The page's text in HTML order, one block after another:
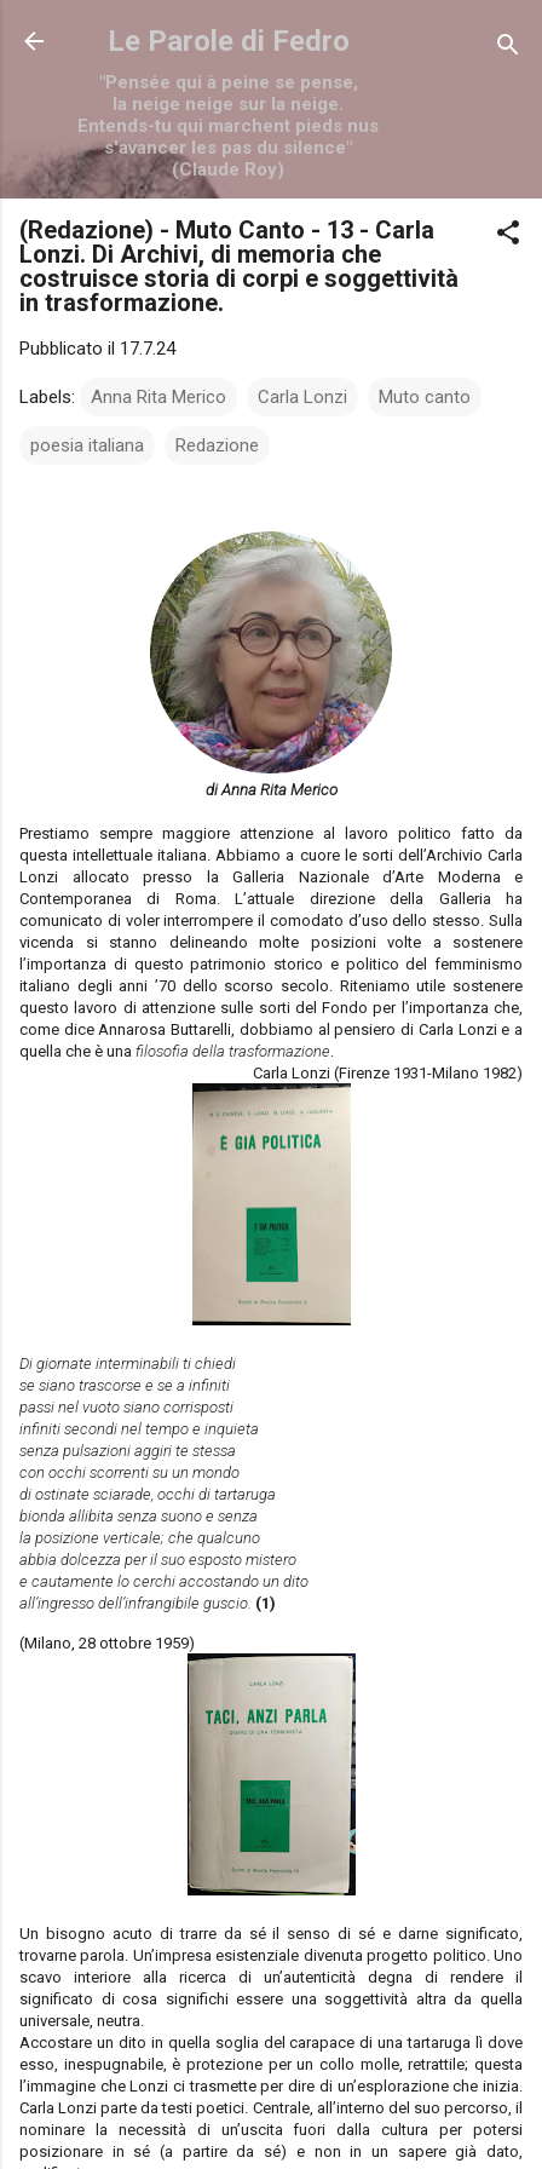
Passa ai contenuti principali
Le Parole di Fedro
"Pensée qui à peine se pense,
la neige neige sur la neige.
Entends-tu qui marchent pieds nus
s'avancer les pas du silence"
(Claude Roy)
(Redazione) - Muto Canto - 13 - Carla
Lonzi. Di Archivi, di memoria che
costruisce storia di corpi e soggettività
in trasformazione.
Pubblicato il 17.7.24
Labels: Anna Rita Merico Carla Lonzi Muto canto
poesia italiana Redazione
di Anna Rita Merico
Prestiamo sempre maggiore attenzione al lavoro politico fatto da
questa intellettuale italiana. Abbiamo a cuore le sorti dell’Archivio Carla
Lonzi allocato presso la Galleria Nazionale d’Arte Moderna e
Contemporanea di Roma. L’attuale direzione della Galleria ha
comunicato di voler interrompere il comodato d’uso dello stesso. Sulla
vicenda si stanno delineando molte posizioni volte a sostenere
l’importanza di questo patrimonio storico e politico del femminismo
italiano degli anni ’70 dello scorso secolo. Riteniamo utile sostenere
questo lavoro di attenzione sulle sorti del Fondo per l’importanza che,
come dice Annarosa Buttarelli, dobbiamo al pensiero di Carla Lonzi e a
quella che è una filosofia della trasformazione.
Carla Lonzi (Firenze 1931-Milano 1982)
Di giornate interminabili ti chiedi
se siano trascorse e se a infiniti
passi nel vuoto siano corrisposti
infiniti secondi nel tempo e inquieta
senza pulsazioni aggiri te stessa
con occhi scorrenti su un mondo
di ostinate sciarade, occhi di tartaruga
bionda allibita senza suono e senza
la posizione verticale; che qualcuno
abbia dolcezza per il suo esposto mistero
e cautamente lo cerchi accostando un dito
all’ingresso dell’infrangibile guscio. (1)
(Milano, 28 ottobre 1959)
Un bisogno acuto di trarre da sé il senso di sé e darne significato,
trovarne parola. Un’impresa esistenziale divenuta progetto politico. Uno
scavo interiore alla ricerca di un’autenticità degna di rendere il
significato di cosa significhi essere una soggettività altra da quella
universale, neutra.
Accostare un dito in quella soglia del carapace di una tartaruga lì dove
esso, inespugnabile, è protezione per un collo molle, retrattile; questa
l’immagine che Lonzi ci trasmette per dire di un’esplorazione che inizia.
Carla Lonzi parte da testi poetici. Centrale, all’interno del suo percorso, il
nominare la necessità di un’uscita fuori dalla cultura per potersi
posizionare in sé (a partire da sé) e non in un sapere già dato,